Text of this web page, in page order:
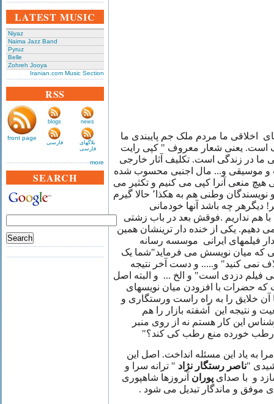
LATEST MUSIC
Niyaz
Naima Jazz Band
Pyruz
Belle
Zohreh Jooya
Iranian.com Music Section
RSS
front page
blogs news
فارسی
بلاگهای
فارسی
more
SEARCH
اخلاقی ما مردم ملک جم پایبندی ما
است. یعنی شعار معروف " کپی رایت
ما در زندگی است. تکلیف آثار خارجی
و موسیقی و... مال اجنبی محسوب شده
هیچ منعی آنرا کپی می کنیم و تکثیر می
کنیم و البته کارهای هنرمندان و نویسندگان وطنی هم به هکذا٬ حالا گیرم
چه باشد آنها خودمانی
هم نداریم .فوقش بعد در باب زشتی
دهیم. یکی از خنده دار ترینشان همین
فیلمهای ایرانی موسسه رسانه
و بقیه است٬ همانی که میان نویسش می فرماید"شما یک
نمی کنید" و..... و دست آخر نتیجه
فیلم دزدی است" و الخ ... و البته اصل
که حضرات با افزودن میان نویسهای
آن خلایق را به راه راست ورستگاری و
نتیجه این آشفته بازار را هم
بگذریم٬ نه کارشناس این کار هستم نه از روی منبر
خورده منع رطب کی کند؟"
به یاد این مسئله انداخت. اصل این
"ناصر رستگار نژاد " ترانه سرا و
و با صدای پوران آنروزها شاهپوری
موفق و ماندگار تبدیل می شود .